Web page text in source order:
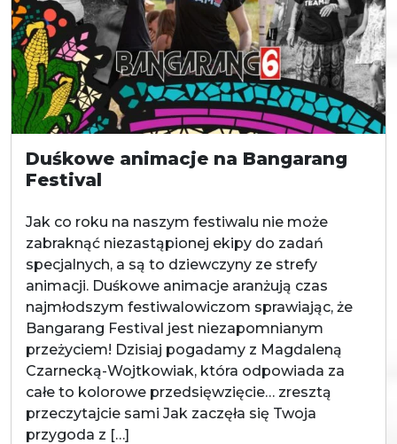
Duśkowe animacje na Bangarang
Festival
Jak co roku na naszym festiwalu nie może
zabraknąć niezastąpionej ekipy do zadań
specjalnych, a są to dziewczyny ze strefy
animacji. Duśkowe animacje aranżują czas
najmłodszym festiwalowiczom sprawiając, że
Bangarang Festival jest niezapomnianym
przeżyciem! Dzisiaj pogadamy z Magdaleną
Czarnecką-Wojtkowiak, która odpowiada za
całe to kolorowe przedsięwzięcie… zresztą
przeczytajcie sami Jak zaczęła się Twoja
przygoda z […]